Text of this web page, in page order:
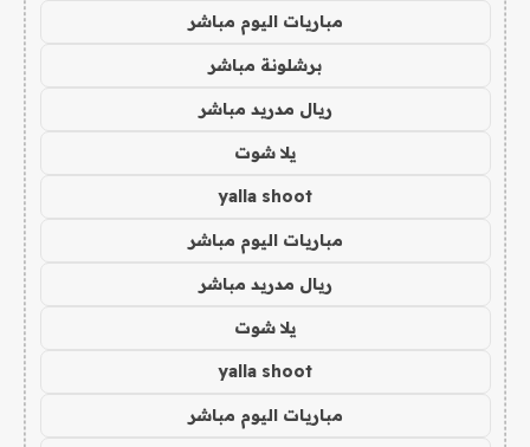
مباريات اليوم مباشر
برشلونة مباشر
ريال مدريد مباشر
يلا شوت
yalla shoot
مباريات اليوم مباشر
ريال مدريد مباشر
يلا شوت
yalla shoot
مباريات اليوم مباشر